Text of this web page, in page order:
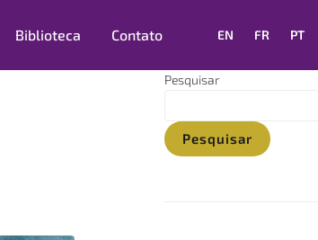
Biblioteca Contato EN FR PT
Pesquisar
Pesquisar